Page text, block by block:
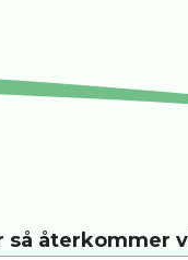
så återkommer